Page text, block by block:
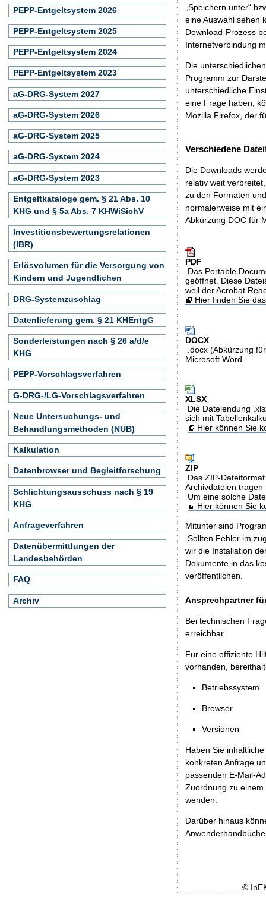
„Speichern unter“
eine Auswahl sehen
Download-Prozess
Internetverbindung
Die
Programm zur
unterschiedliche
eine Frage haben,
Mozilla Firefox, der
Verschiedene
Die Downloads
relativ weit
zu den Formaten
normalerweise mit
Abkürzung DOC für
PDF
Das Portable
geöffnet. Diese
weil der Acrobat
Hier finden Sie
DOCX
.docx (Abkürzung
Microsoft Word.
XLSX
Die Dateiendung
sich mit
Hier können Sie
ZIP
Das ZIP-
Archivdateien
Um eine solche
Hier können Sie
Mitunter sind
Sollten Fehler im
wir die Installation
Dokumente in das
veröffentlichen.
Ansprechpartner
Bei technischen
erreichbar.
Für eine effiziente
vorhanden,
Betriebssystem
Browser
Versionen
Haben Sie
konkreten Anfrage
passenden E-Mail-
Zuordnung zu
wenden.
Darüber hinaus
PEPP-Entgeltsystem 2026
PEPP-Entgeltsystem 2025
PEPP-Entgeltsystem 2024
PEPP-Entgeltsystem 2023
aG-DRG-System 2027
aG-DRG-System 2026
aG-DRG-System 2025
aG-DRG-System 2024
aG-DRG-System 2023
Entgeltkataloge gem. § 21 Abs. 10
KHG und § 5a Abs. 7 KHWiSichV
Investitionsbewertungsrelationen
(IBR)
Erlösvolumen für die Versorgung von
Kindern und Jugendlichen
DRG-Systemzuschlag
Datenlieferung gem. § 21 KHEntgG
Sonderleistungen nach § 26 a/d/e
KHG
PEPP-Vorschlagsverfahren
G-DRG-/LG-Vorschlagsverfahren
Neue Untersuchungs- und
Behandlungsmethoden (NUB)
Kalkulation
Datenbrowser und Begleitforschung
Schlichtungsausschuss nach § 19
KHG
Anfrageverfahren
Datenübermittlungen der
Landesbehörden
FAQ
Archiv
©